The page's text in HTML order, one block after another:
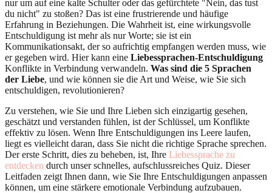
nur um auf eine kalte Schulter oder das gefürchtete "Nein, das tust
du nicht" zu stoßen? Das ist eine frustrierende und häufige
Erfahrung in Beziehungen. Die Wahrheit ist, eine wirkungsvolle
Entschuldigung ist mehr als nur Worte; sie ist ein
Kommunikationsakt, der so aufrichtig empfangen werden muss, wie
er gegeben wird. Hier kann eine Liebessprachen-Entschuldigung
Konflikte in Verbindung verwandeln. Was sind die 5 Sprachen
der Liebe, und wie können sie die Art und Weise, wie Sie sich
entschuldigen, revolutionieren?
Zu verstehen, wie Sie und Ihre Lieben sich einzigartig gesehen,
geschätzt und verstanden fühlen, ist der Schlüssel, um Konflikte
effektiv zu lösen. Wenn Ihre Entschuldigungen ins Leere laufen,
liegt es vielleicht daran, dass Sie nicht die richtige Sprache sprechen.
Der erste Schritt, dies zu beheben, ist, Ihre Liebessprache zu
entdecken durch unser schnelles, aufschlussreiches Quiz. Dieser
Leitfaden zeigt Ihnen dann, wie Sie Ihre Entschuldigungen anpassen
können, um eine stärkere emotionale Verbindung aufzubauen.